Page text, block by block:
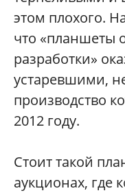
этом плохого.
что «планшеты
разработки»
устаревшими,
производство
2012 году.
Стоит такой
аукционах, где